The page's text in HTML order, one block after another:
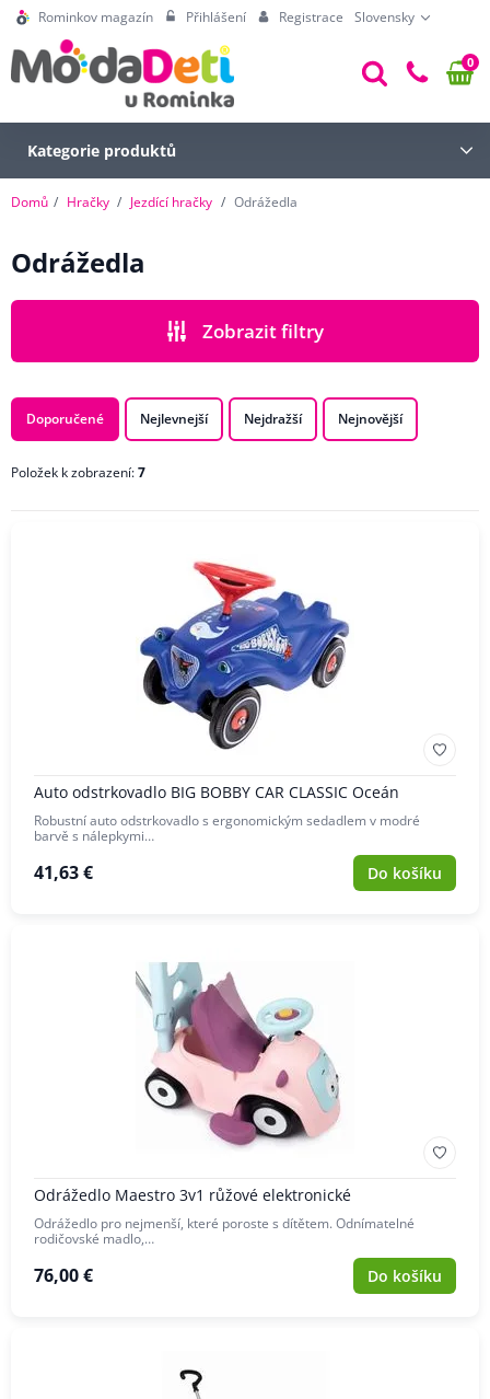
Rominkov magazín Přihlášení Registrace Slovensky
0
Kategorie produktů
Domů Hračky Jezdící hračky Odrážedla
Odrážedla
Zobrazit filtry
CENA
POHLAVÍ
Doporučené Nejlevnejší Nejdražší Nejnovější
Položek k zobrazení:7
Auto odstrkovadlo BIG BOBBY CAR CLASSIC Oceán
Robustní auto odstrkovadlo s ergonomickým sedadlem v modré
barvě s nálepkymi…
41,63 € Do košíku
Odrážedlo Maestro 3v1 růžové elektronické
Odrážedlo pro nejmenší, které poroste s dítětem. Odnímatelné
rodičovské madlo,…
76,00 € Do košíku